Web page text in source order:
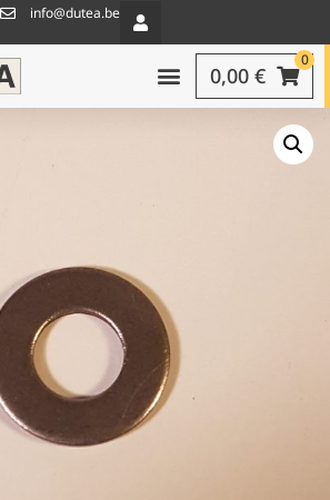
info@dutea.be
0
0,00 €